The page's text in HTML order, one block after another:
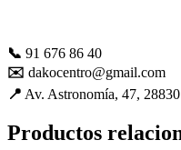
📞 91 676 86 40
✉️ dakocentro@gmail.com
📍 Av. Astronomía, 47,
Productos
mejor posible
durante tu
visita. Es una
guía para
disfrutar del